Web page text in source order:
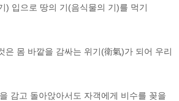
) 입으로 땅의 기(음식물의 기)를 먹기
몸 바깥을 감싸는 위기(衛氣)가 되어 우리
감고 돌아앉아서도 자객에게 비수를 꽂을